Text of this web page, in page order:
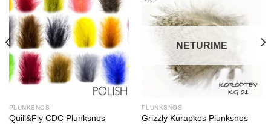
PLUNKSNOS
Quill&Fly CDC Plunksnos
NETURIME
PLUNKSNOS
Grizzly Kurapkos Plunksnos